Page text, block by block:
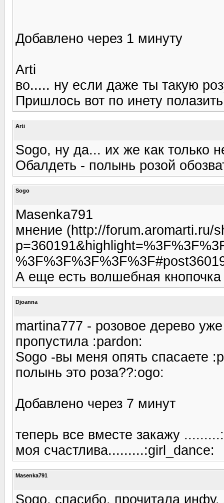
Добавлено через 1 минуту
Arti
во..... ну если даже ты такую
Пришлось вот по инету
Arti
Sogo, ну да... их же как только
Обалдеть - полынь розой
Sogo
Masenka791
мнение (http://forum.aromarti.ru/
А еще есть волшебная кнопочка
Djoanna
martina777 - розовое дерево
пропустила :pardon:
Sogo -вы меня опять спасаете
полынь это роза??:ogo:
Добавлено через 7 минут
теперь все вместе закажу
моя счастлива.........:girl_dance:
Masenka791
Sogo, спасибо, прочитала